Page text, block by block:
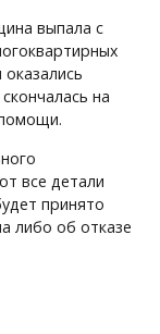
выпала с
на
все детали
принято
либо об отказе